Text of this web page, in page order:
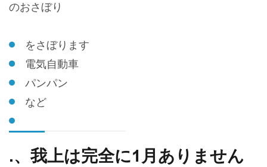
のおさぼり
をさぼります
電気自動車
パンパン
など
.、我上は完全に1月ありません